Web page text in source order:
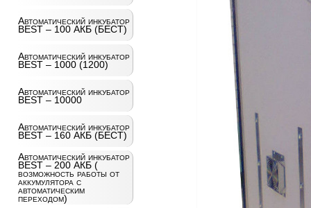
Автоматический инкубатор
BEST – 100 АКБ (БЕСТ)
Автоматический инкубатор
BEST – 1000 (1200)
Автоматический инкубатор
BEST – 10000
Автоматический инкубатор
BEST – 160 АКБ (БЕСТ)
Автоматический инкубатор
BEST – 200 АКБ (
возможность работы от
аккумулятора с
автоматическим
переходом)